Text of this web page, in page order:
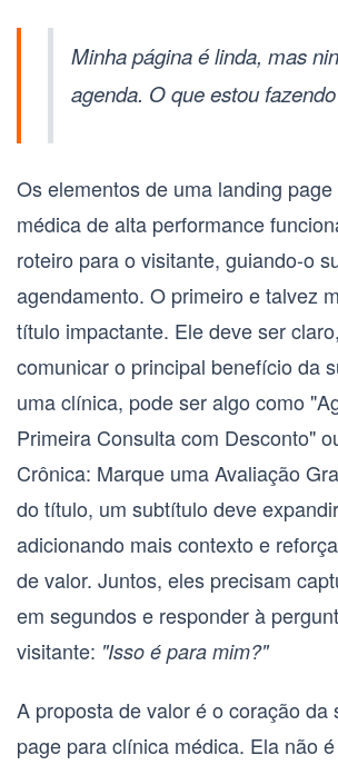
Minha página é linda, mas
agenda. O que estou
Os elementos de uma landing
médicade alta performance
roteiro para o visitante, guiando-o
agendamento. O primeiro e talvez
título impactante. Ele deve ser
comunicar o principal benefício da
uma clínica, pode ser algo como
Primeira Consulta com Desconto"
Crônica: Marque uma Avaliação
do título, um subtítulo deve
adicionando mais contexto e
de valor. Juntos, eles precisam
em segundos e responder à
visitante: "Isso é para mim?"
A proposta de valoré o coração da
page para clínica médica. Ela não